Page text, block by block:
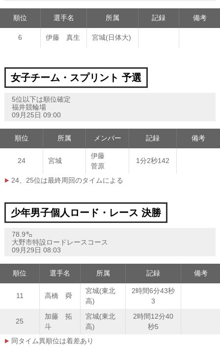
順位 選手名 所属 記録 備考
6 伊藤 真生 宮城(日体大)
女子チーム・スプリント 予選
5位以下は順位確定
福井競輪場
09月25日 09:00
順位 所属 メンバー 記録 備考
24 宮城
伊藤
菅原
1分2秒142
24、25位は最終周回のタイムによる
少年男子個人ロード・レース 決勝
78.9㌔
大野市特設ロードレースコース
09月29日 08:03
順位 選手名 所属 記録 備考
11 高橋 舜
宮城(東北
高)
2時間6分43秒
3
25
加藤 拓
斗
宮城(東北
高)
2時間12分40
秒5
同タイム異順位は着差あり